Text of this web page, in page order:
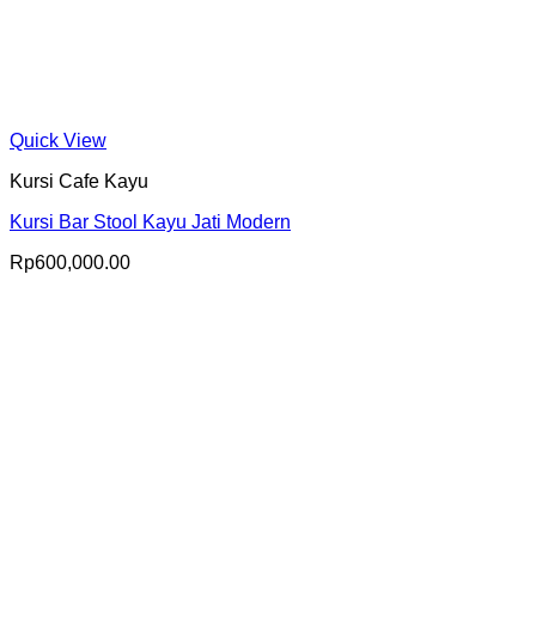
Quick View
Kursi Cafe Kayu
Kursi Bar Stool Kayu Jati Modern
Rp600,000.00